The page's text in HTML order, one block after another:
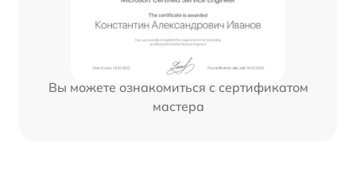
Вы можете ознакомиться с сертификатом
мастера